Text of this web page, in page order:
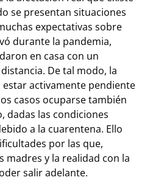
se presentan situaciones
expectativas sobre
durante la pandemia,
en casa con un
De tal modo, la
estar activamente pendiente
casos ocuparse también
dadas las condiciones
a la cuarentena. Ello
por las que,
madres y la realidad con la
salir adelante.